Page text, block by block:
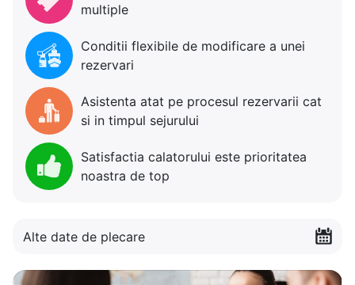
multiple
Conditii flexibile de modificare a unei
rezervari
Asistenta atat pe procesul rezervarii cat
si in timpul sejurului
Satisfactia calatorului este prioritatea
noastra de top
Alte date de plecare